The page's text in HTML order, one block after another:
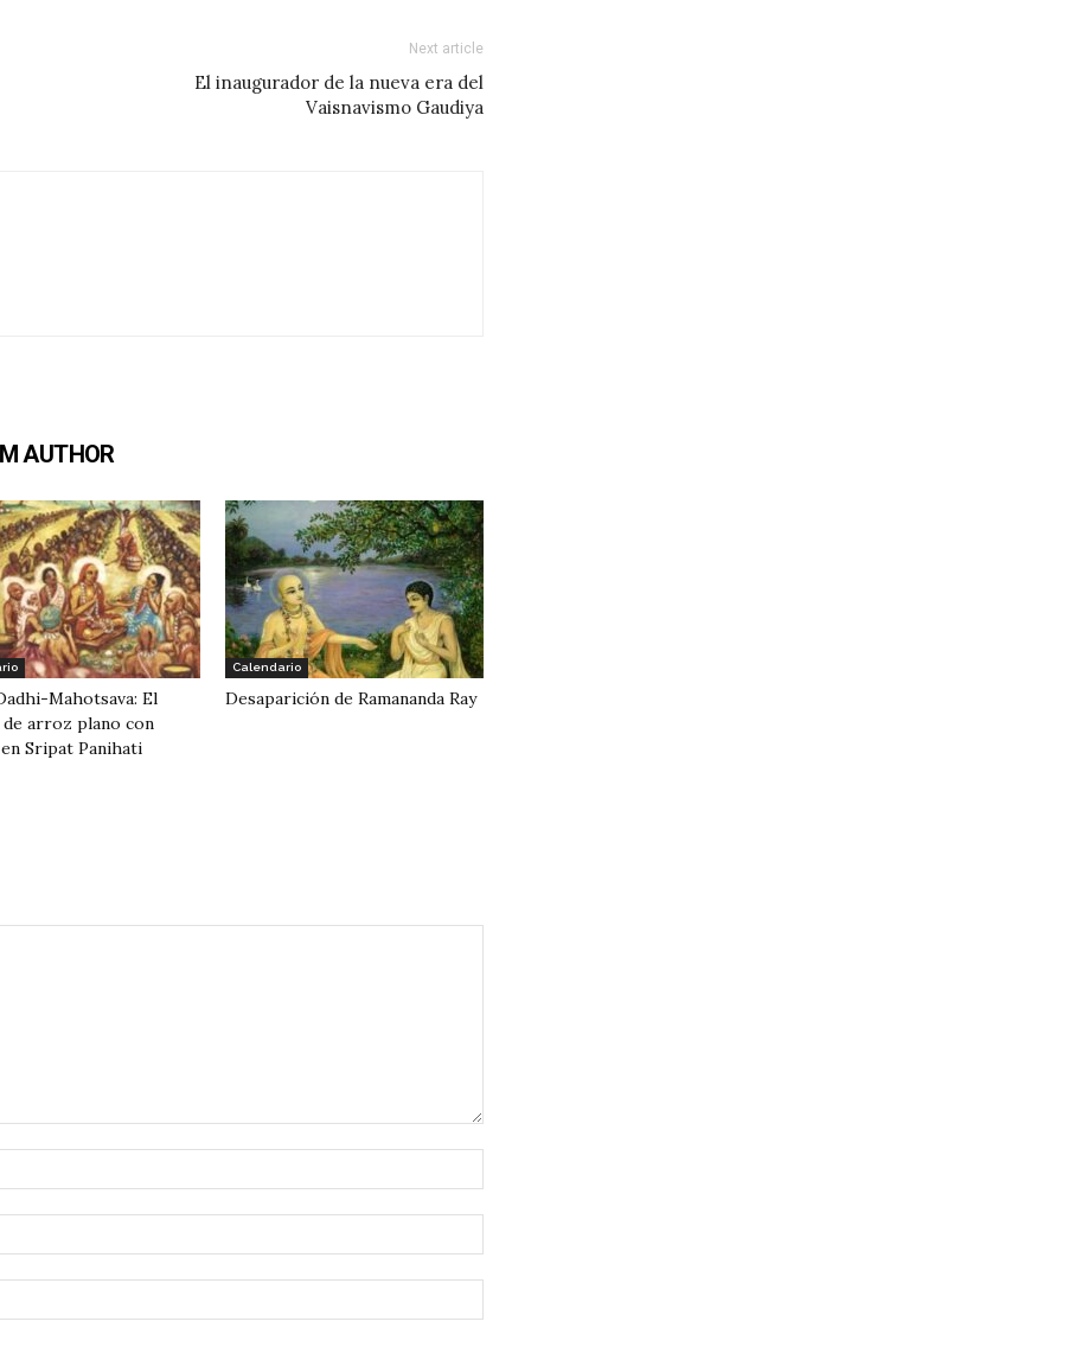
Next article
El inaugurador de la nueva era del
Vaisnavismo Gaudiya
AUTHOR
Mahotsava: El
arroz plano con
Sripat Panihati
Calendario
Desaparición de Ramananda Ray